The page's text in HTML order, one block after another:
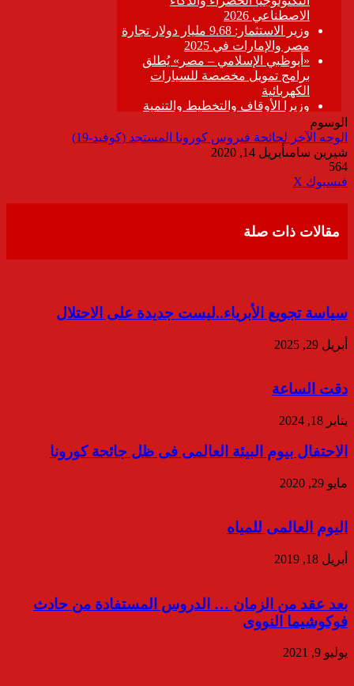
الوسوم
الوجه الآخر لجائحة فيروس كورونا المستجد (كوفيد-19)
شيرين سامىأبريل 14, 2020
564
فيسبوك ‫X
مقالات ذات صلة
سياسة تجويع الأبرياء..ليست جديدة على الاحتلال
أبريل 29, 2025
دقت الساعة
يناير 18, 2024
الاحتفال بيوم البيئة العالمى فى ظل جائحة كورونا
مايو 29, 2020
اليوم العالمى للمياه
أبريل 18, 2019
بعد عقد من الزمان … الدروس المستفادة من حادث
فوكوشيما النووى
يوليو 9, 2021